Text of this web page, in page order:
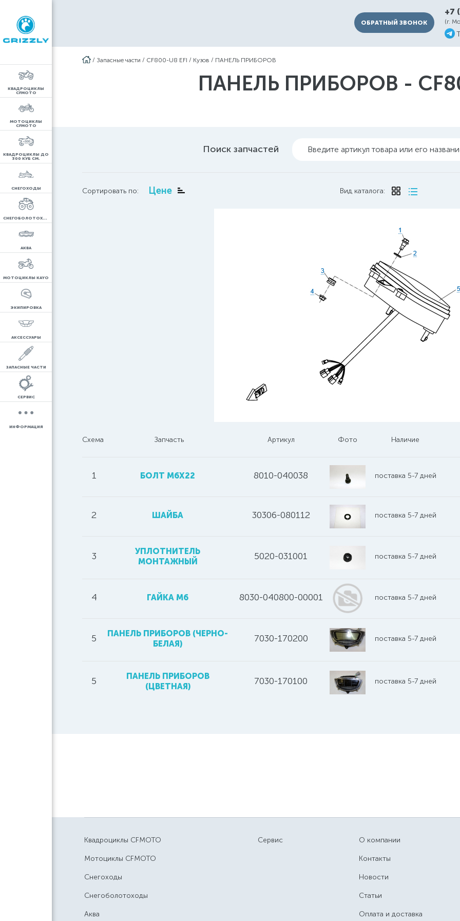
КВАДРОЦИКЛЫ
CFMOTO
МОТОЦИКЛЫ
CFMOTO
КВАДРОЦИКЛЫ ДО
300 КУБ СМ.
СНЕГОХОДЫ
СНЕГОБОЛОТОХОДЫ
АКВА
МОТОЦИКЛЫ KAYO
ЭКИПИРОВКА
АКСЕССУАРЫ
ЗАПАСНЫЕ ЧАСТИ
СЕРВИС
ИНФОРМАЦИЯ
ОБРАТНЫЙ ЗВОНОК
+7
(г.
/ Запасные части / CF800-U8 EFI / Кузов / ПАНЕЛЬ ПРИБОРОВ
ПАНЕЛЬ ПРИБОРОВ -
Поиск запчастей Введите артикул товара или его
Сортировать по: Цене Вид каталога:
Схема Запчасть Артикул Фото Наличие
1 БОЛТ М6Х22 8010-040038 поставка 5-7 дней
2 ШАЙБА 30306-080112 поставка 5-7 дней
3
УПЛОТНИТЕЛЬ
МОНТАЖНЫЙ
5020-031001 поставка 5-7 дней
4 ГАЙКА М6 8030-040800-00001 поставка 5-7 дней
5
ПАНЕЛЬ ПРИБОРОВ (ЧЕРНО-
БЕЛАЯ)
7030-170200 поставка 5-7 дней
5
ПАНЕЛЬ ПРИБОРОВ
(ЦВЕТНАЯ)
7030-170100 поставка 5-7 дней
Квадроциклы CFMOTO
Мотоциклы CFMOTO
Снегоходы
Снегоболотоходы
Аква
Сервис О компании
Контакты
Новости
Статьи
Оплата и доставка